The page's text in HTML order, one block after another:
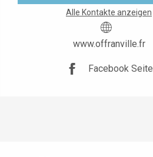
Alle Kontakte anzeigen
www.offranville.fr
Facebook Seite